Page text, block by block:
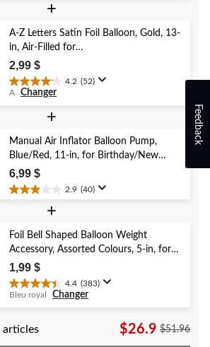
+
A-Z Letters Satin Foil Balloon, Gold, 13-
in, Air-Filled for
Birthday/Graduation/Baby
Shower/Wedding
2,99 $
4.2 (52)
4.2
étoile(s)
52
évaluations
A Changer
+
Manual Air Inflator Balloon Pump,
Blue/Red, 11-in, for Birthday/New
Year's Eve/Graduation/Baby
Shower/Wedding/Halloween
6,99 $
2.9 (40)
2.9
5.
40
évaluations
+
Foil Bell Shaped Balloon Weight
Accessory, Assorted Colours, 5-in, for
Birthday/Anniversary/Graduation/New
Year's Eve
1,99 $
4.4 (383)
4.4
5.
383
Bleu royal Changer
articles $26.9 $51.96
Feedback